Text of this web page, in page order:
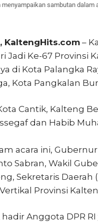
menyampaikan sambutan
KaltengHits.com –
Jadi Ke-67 Provinsi
di Kota Palangka
Kota Pangkalan
Cantik, Kalteng
dan Habib
acara ini,
Sabran, Wakil
Sekretaris Daerah
Provinsi
Anggota DPR